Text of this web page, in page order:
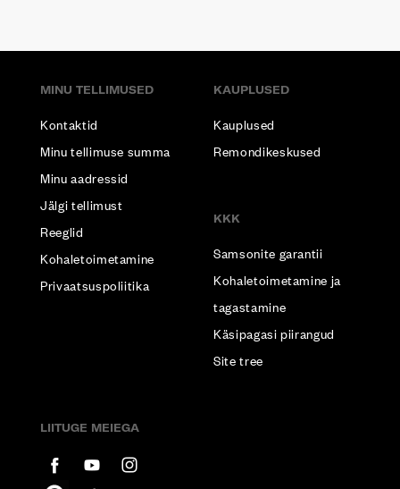
MINU TELLIMUSED
Kontaktid
Minu tellimuse summa
Minu aadressid
Jälgi tellimust
Reeglid
Kohaletoimetamine
Privaatsuspoliitika
KAUPLUSED
Kauplused
Remondikeskused
KKK
Samsonite garantii
Kohaletoimetamine ja
tagastamine
Käsipagasi piirangud
Site tree
LIITUGE MEIEGA